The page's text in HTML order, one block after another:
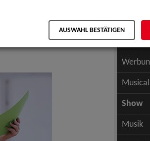
Musical
Show
Musik
AUSWAHL BESTÄTIGEN